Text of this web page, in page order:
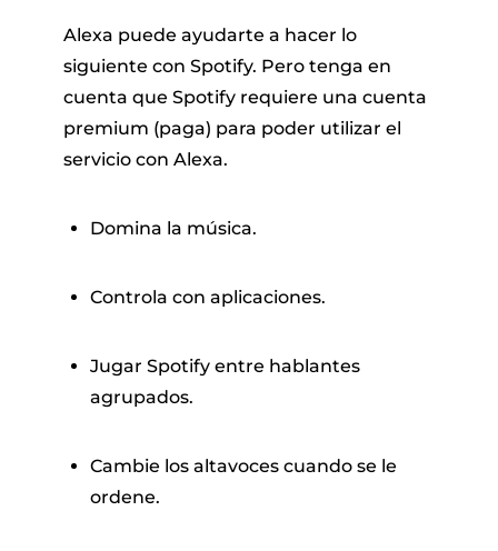
Alexa puede ayudarte a hacer lo
siguiente con Spotify. Pero tenga en
cuenta que Spotify requiere una cuenta
premium (paga) para poder utilizar el
servicio con Alexa.
Domina la música.
Controla con aplicaciones.
Jugar Spotify entre hablantes
agrupados.
Cambie los altavoces cuando se le
ordene.